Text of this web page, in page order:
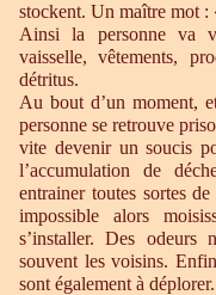
stockent. Un maître mot :
Ainsi la personne va
vaisselle, vêtements,
détritus.
Au bout d’un moment,
personne se retrouve
vite devenir un soucis
l’accumulation de
entrainer toutes sortes
impossible alors
s’installer. Des odeurs
souvent les voisins.
sont également à déplorer.